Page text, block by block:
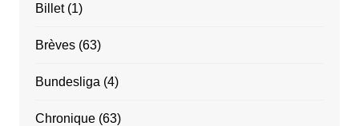
Billet(1)
Brèves(63)
Bundesliga (4)
Chronique(63)